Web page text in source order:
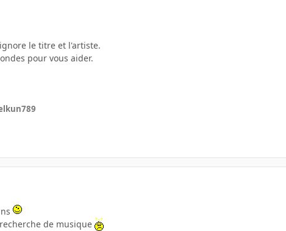
le titre et l'artiste.
pour vous aider.
de musique